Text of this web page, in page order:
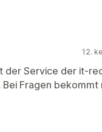
12.
der Service der it-
Fragen bekommt